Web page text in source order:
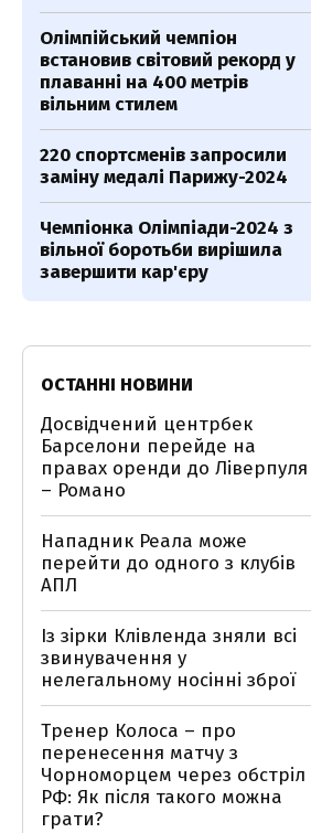
Олімпійський чемпіон
встановив світовий рекорд у
плаванні на 400 метрів
вільним стилем
220 спортсменів запросили
заміну медалі Парижу-2024
Чемпіонка Олімпіади-2024 з
вільної боротьби вирішила
завершити кар'єру
ОСТАННІ НОВИНИ
Досвідчений центрбек
Барселони перейде на
правах оренди до Ліверпуля
– Романо
Нападник Реала може
перейти до одного з клубів
АПЛ
Із зірки Клівленда зняли всі
звинувачення у
нелегальному носінні зброї
Тренер Колоса – про
перенесення матчу з
Чорноморцем через обстріл
РФ: Як після такого можна
грати?